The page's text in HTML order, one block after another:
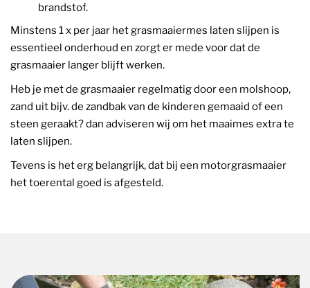
brandstof.
Minstens 1 x per jaar het grasmaaiermes laten slijpen is
essentieel onderhoud en zorgt er mede voor dat de
grasmaaier langer blijft werken.
Heb je met de grasmaaier regelmatig door een molshoop,
zand uit bijv. de zandbak van de kinderen gemaaid of een
steen geraakt? dan adviseren wij om het maaimes extra te
laten slijpen.
Tevens is het erg belangrijk, dat bij een motorgrasmaaier
het toerental goed is afgesteld.